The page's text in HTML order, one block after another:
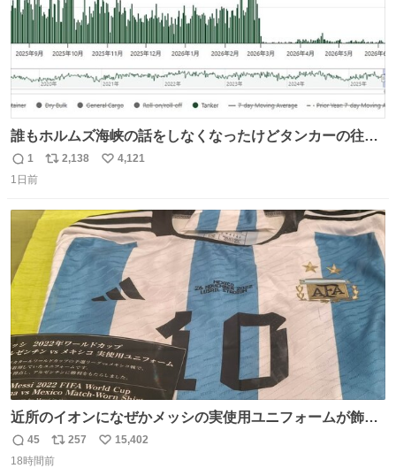
誰もホルムズ海峡の話をしなくなったけどタンカーの往来
は消滅したままですねと
返
信
1
リ
ト
数
2,138
い
数
4,121
1日前
近所のイオンになぜかメッシの実使用ユニフォームが飾っ
てあっておもろい
返
信
45
リ
ポ
257
い
15,402
18時間前